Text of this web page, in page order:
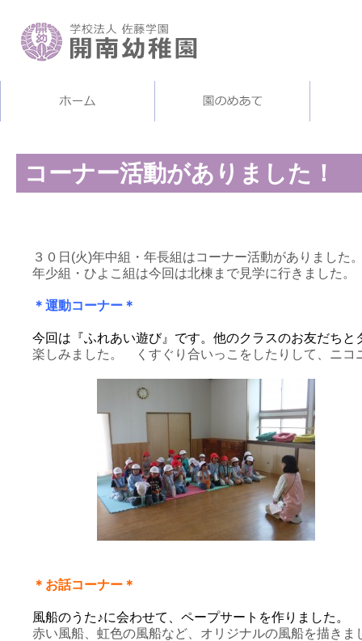
コーナー活動がありました！
３０日(火)年中組・年長組はコーナー活動がありました
年少組・ひよこ組は今回は北棟まで見学に行きました。
＊運動コーナー＊
今回は『ふれあい遊び』です。他のクラスのお友だち
楽しみました。 くすぐり合いっこをしたりして、ニコ
＊お話コーナー＊
風船のうた♪に会わせて、ペープサートを作りました。
赤い風船、虹色の風船など、オリジナルの風船を描き